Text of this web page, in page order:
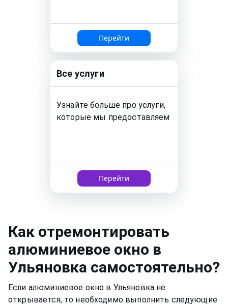
Перейти
Все услуги
Узнайте больше про услуги,
которые мы предоставляем
Перейти
Как отремонтировать
алюминиевое окно в
Ульяновка самостоятельно?
Если алюминиевое окно в Ульяновка не
открывается, то необходимо выполнить следующие